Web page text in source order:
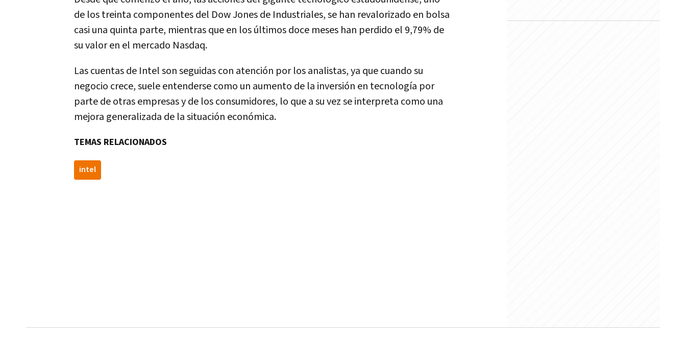
de los treinta componentes del Dow Jones de Industriales, se han revalorizado en bolsa
casi una quinta parte, mientras que en los últimos doce meses han perdido el 9,79% de
su valor en el mercado Nasdaq.
Las cuentas de Intel son seguidas con atención por los analistas, ya que cuando su
negocio crece, suele entenderse como un aumento de la inversión en tecnología por
parte de otras empresas y de los consumidores, lo que a su vez se interpreta como una
mejora generalizada de la situación económica.
TEMAS RELACIONADOS
intel